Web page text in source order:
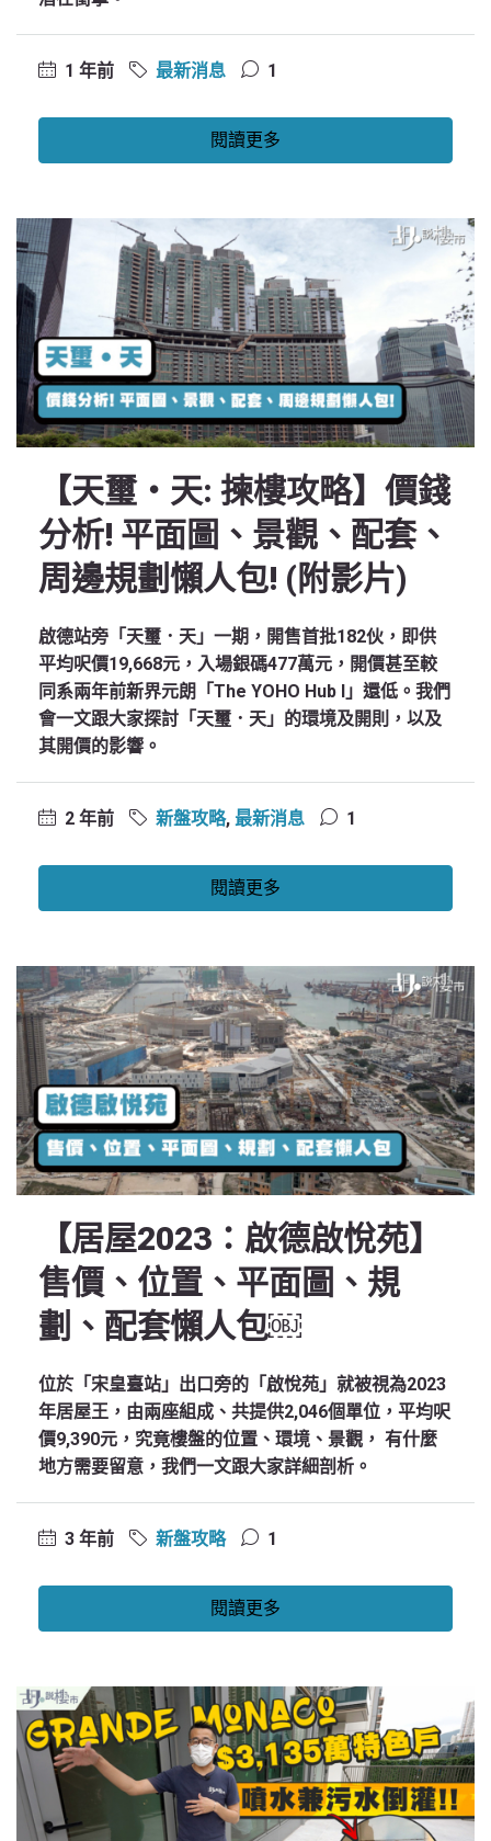
1 年前 最新消息 1
閱讀更多
【天璽‧天: 揀樓攻略】價錢
分析! 平面圖、景觀、配套、
周邊規劃懶人包! (附影片)
啟德站旁「天璽．天」一期，開售首批182伙，即供
平均呎價19,668元，入場銀碼477萬元，開價甚至較
同系兩年前新界元朗「The YOHO Hub I」還低。我們
會一文跟大家探討「天璽．天」的環境及開則，以及
其開價的影響。
2 年前 新盤攻略, 最新消息 1
閱讀更多
【居屋2023：啟德啟悅苑】
售價、位置、平面圖、規
劃、配套懶人包￼
位於「宋皇臺站」出口旁的「啟悅苑」就被視為2023
年居屋王，由兩座組成、共提供2,046個單位，平均呎
價9,390元，究竟樓盤的位置、環境、景觀， 有什麼
地方需要留意，我們一文跟大家詳細剖析。
3 年前 新盤攻略 1
閱讀更多